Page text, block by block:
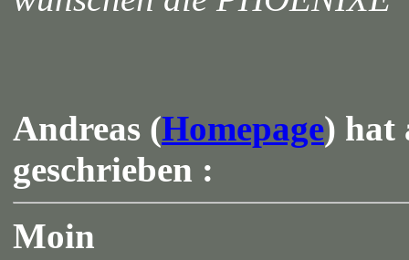
Andreas (Homepage) hat
geschrieben :
Moin